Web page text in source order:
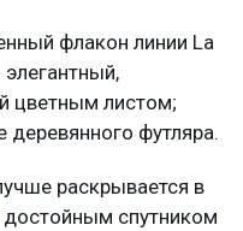
флакон линии La
цветным листом;
деревянного футляра.
раскрывается в
спутником